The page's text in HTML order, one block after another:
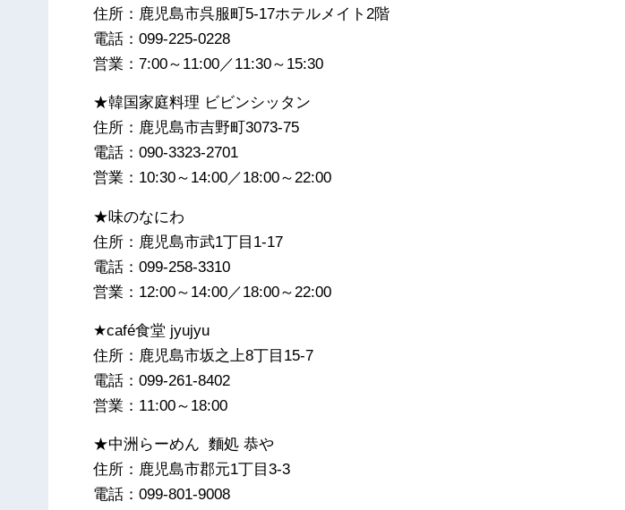
住所：鹿児島市呉服町5-17ホテルメイト2階
電話：099-225-0228
営業：7:00～11:00／11:30～15:30
★韓国家庭料理 ビビンシッタン
住所：鹿児島市吉野町3073-75
電話：090-3323-2701
営業：10:30～14:00／18:00～22:00
★味のなにわ
住所：鹿児島市武1丁目1-17
電話：099-258-3310
営業：12:00～14:00／18:00～22:00
★café食堂 jyujyu
住所：鹿児島市坂之上8丁目15-7
電話：099-261-8402
営業：11:00～18:00
★中洲らーめん 麵処 恭や
住所：鹿児島市郡元1丁目3-3
電話：099-801-9008